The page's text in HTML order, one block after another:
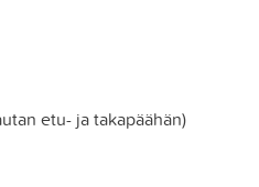
etu- ja takapäähän)